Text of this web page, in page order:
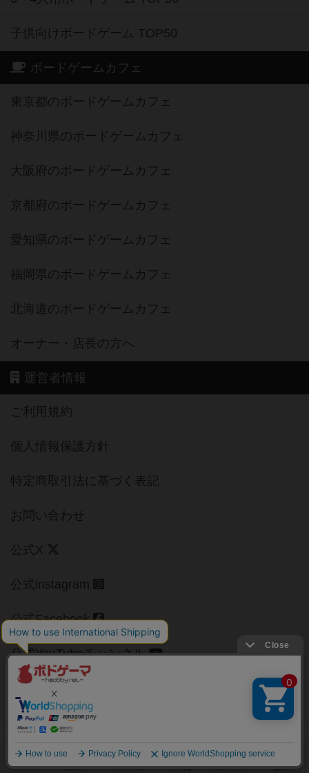
子供向けボードゲーム TOP50
ボードゲームカフェ
東京都のボードゲームカフェ
神奈川県のボードゲームカフェ
大阪府のボードゲームカフェ
京都府のボードゲームカフェ
愛知県のボードゲームカフェ
福岡県のボードゲームカフェ
北海道のボードゲームカフェ
オーナー・店長の方へ
運営者情報
ご利用規約
個人情報保護方針
特定商取引法に基づく表記
お問い合わせ
公式X
公式instagram
公式Facebook
公式YouTubeチャンネル